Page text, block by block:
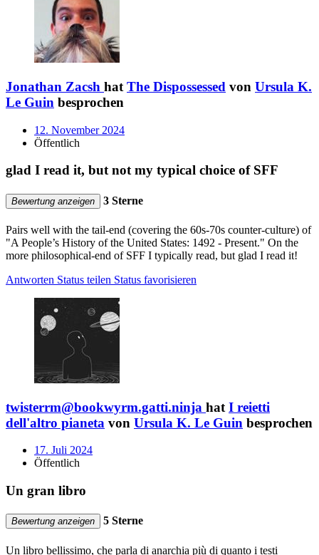
Jonathan Zacsh hat The Dispossessed von Ursula K.
Le Guin besprochen
12. November 2024
Öffentlich
glad I read it, but not my typical choice of SFF
Bewertung anzeigen 3 Sterne
Pairs well with the tail-end (covering the 60s-70s counter-culture) of
"A People’s History of the United States: 1492 - Present." On the
more philosophical-end of SFF I typically read, but glad I read it!
Antworten Status teilen Status favorisieren
twisterrm@bookwyrm.gatti.ninja hat I reietti
dell'altro pianeta von Ursula K. Le Guin besprochen
17. Juli 2024
Öffentlich
Un gran libro
Bewertung anzeigen 5 Sterne
Un libro bellissimo, che parla di anarchia più di quanto i testi